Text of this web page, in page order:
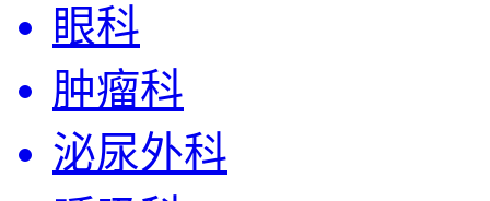
眼科
肿瘤科
泌尿外科